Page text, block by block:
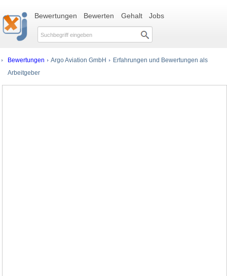
Bewertungen Bewerten Gehalt Jobs
Bewertungen Argo Aviation GmbH Erfahrungen und Bewertungen als
Arbeitgeber